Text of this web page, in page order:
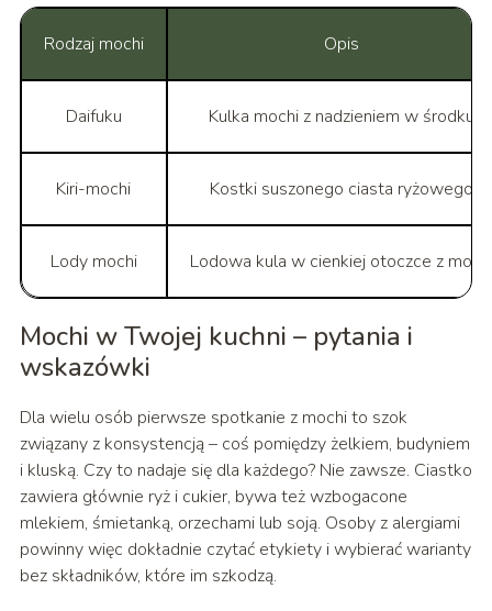
Rodzaj mochi Opis
Daifuku Kulka mochi z nadzieniem w środku
Kiri-mochi Kostki suszonego ciasta ryżowego
Lody mochi Lodowa kula w cienkiej otoczce z mochi
Mochi w Twojej kuchni – pytania i
wskazówki
Dla wielu osób pierwsze spotkanie z mochi to szok
związany z konsystencją – coś pomiędzy żelkiem, budyniem
i kluską. Czy to nadaje się dla każdego? Nie zawsze. Ciastko
zawiera głównie ryż i cukier, bywa też wzbogacone
mlekiem, śmietanką, orzechami lub soją. Osoby z alergiami
powinny więc dokładnie czytać etykiety i wybierać warianty
bez składników, które im szkodzą.